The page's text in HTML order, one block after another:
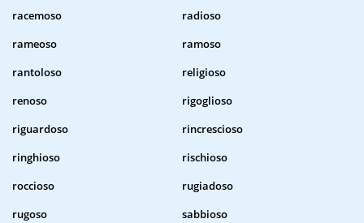
racemoso
radioso
rameoso
ramoso
rantoloso
religioso
renoso
rigoglioso
riguardoso
rincrescioso
ringhioso
rischioso
roccioso
rugiadoso
rugoso
sabbioso